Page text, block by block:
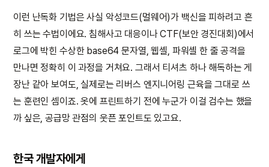
이런 난독화 기법은 사실 악성코드(멀웨어)가 백신을 피하려고 흔
히 쓰는 수법이에요. 침해사고 대응이나 CTF(보안 경진대회)에서
로그에 박힌 수상한 base64 문자열, 웹셸, 파워셸 한 줄 공격을
만나면 정확히 이 과정을 거쳐요. 그래서 티셔츠 하나 해독하는 게
장난 같아 보여도, 실제로는 리버스 엔지니어링 근육을 그대로 쓰
는 훈련인 셈이죠. 옷에 프린트하기 전에 누군가 이걸 검수는 했을
까 싶은, 공급망 관점의 웃픈 포인트도 있고요.
한국 개발자에게